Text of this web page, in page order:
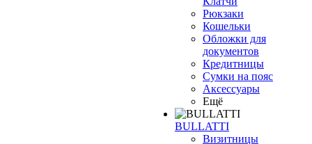
Рюкзаки
Кошельки
Обложки для
документов
Кредитницы
Сумки на пояс
Аксессуары
Ещё
BULLATTI
Визитницы